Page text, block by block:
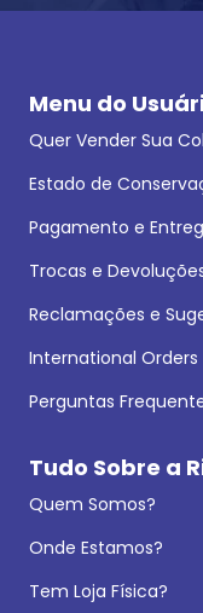
Menu do
Quer Vender Sua
Estado de
Pagamento e
Trocas e
Reclamações e
International Orders
Perguntas
Tudo Sobre a
Quem Somos?
Onde Estamos?
Tem Loja Física?